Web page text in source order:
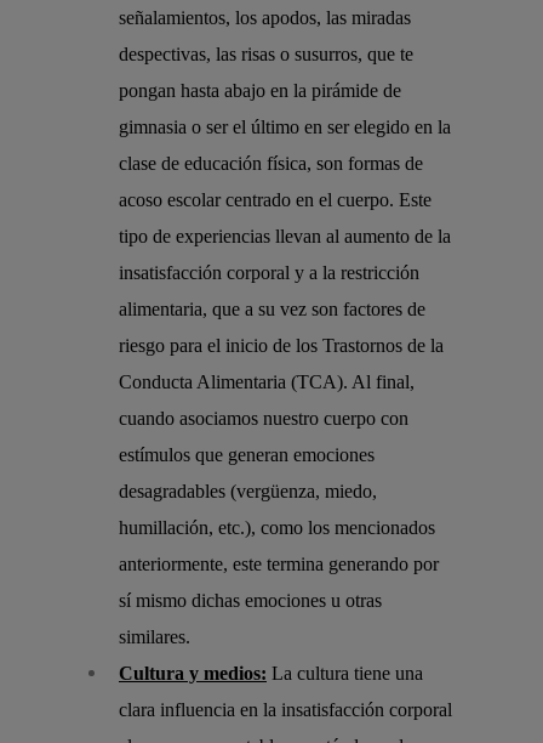
señalamientos, los apodos, las miradas
despectivas, las risas o susurros, que te
pongan hasta abajo en la pirámide de
gimnasia o ser el último en ser elegido en la
clase de educación física, son formas de
acoso escolar centrado en el cuerpo. Este
tipo de experiencias llevan al aumento de la
insatisfacción corporal y a la restricción
alimentaria, que a su vez son factores de
riesgo para el inicio de los Trastornos de la
Conducta Alimentaria (TCA). Al final,
cuando asociamos nuestro cuerpo con
estímulos que generan emociones
desagradables (vergüenza, miedo,
humillación, etc.), como los mencionados
anteriormente, este termina generando por
sí mismo dichas emociones u otras
similares.
Cultura y medios: La cultura tiene una
clara influencia en la insatisfacción corporal